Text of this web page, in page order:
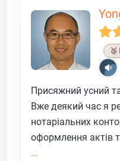
🥉
Присяжний усний
Вже деякий час я
нотаріальних
оформлення актів
...